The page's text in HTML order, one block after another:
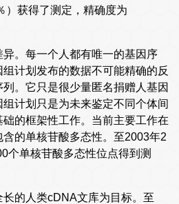
）获得了测定，精确度为
。每一个人都有唯一的基因序
计划发布的数据不可能精确的反
。它只是很少量匿名捐赠人基因
计划只是为未来鉴定不同个体间
的框架性工作。当前主要工作在
的单核苷酸多态性。至2003年2
个单核苷酸多态性位点得到测
的人类cDNA文库为目标。至